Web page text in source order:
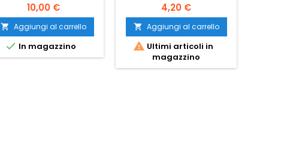
10,00 €
 Aggiungi al carrello
 In magazzino
4,20 €
 Aggiungi al carrello
 Ultimi articoli in
magazzino